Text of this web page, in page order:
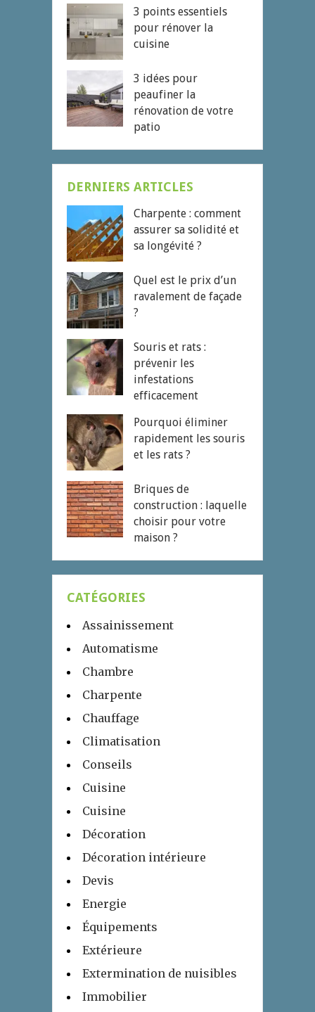
3 points essentiels
pour rénover la
cuisine
3 idées pour
peaufiner la
rénovation de votre
patio
DERNIERS ARTICLES
Charpente : comment
assurer sa solidité et
sa longévité ?
Quel est le prix d’un
ravalement de façade
?
Souris et rats :
prévenir les
infestations
efficacement
Pourquoi éliminer
rapidement les souris
et les rats ?
Briques de
construction : laquelle
choisir pour votre
maison ?
CATÉGORIES
Assainissement
Automatisme
Chambre
Charpente
Chauffage
Climatisation
Conseils
Cuisine
Cuisine
Décoration
Décoration intérieure
Devis
Energie
Équipements
Extérieure
Extermination de nuisibles
Immobilier